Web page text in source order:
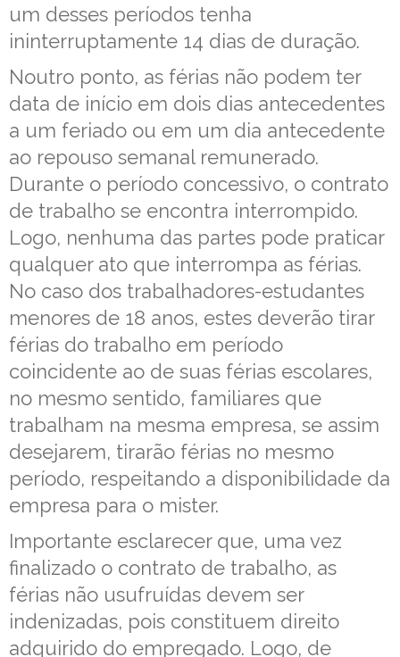
um desses períodos tenha
ininterruptamente 14 dias de duração.
Noutro ponto, as férias não podem ter
data de início em dois dias antecedentes
a um feriado ou em um dia antecedente
ao repouso semanal remunerado.
Durante o período concessivo, o contrato
de trabalho se encontra interrompido.
Logo, nenhuma das partes pode praticar
qualquer ato que interrompa as férias.
No caso dos trabalhadores-estudantes
menores de 18 anos, estes deverão tirar
férias do trabalho em período
coincidente ao de suas férias escolares,
no mesmo sentido, familiares que
trabalham na mesma empresa, se assim
desejarem, tirarão férias no mesmo
período, respeitando a disponibilidade da
empresa para o mister.
Importante esclarecer que, uma vez
finalizado o contrato de trabalho, as
férias não usufruídas devem ser
indenizadas, pois constituem direito
adquirido do empregado. Logo, de